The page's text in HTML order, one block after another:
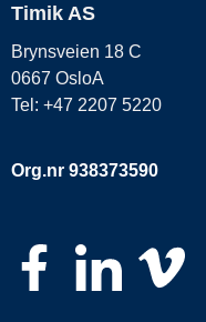
Timik AS
Brynsveien 18 C
0667 OsloA
Tel: +47 2207 5220
Org.nr 938373590